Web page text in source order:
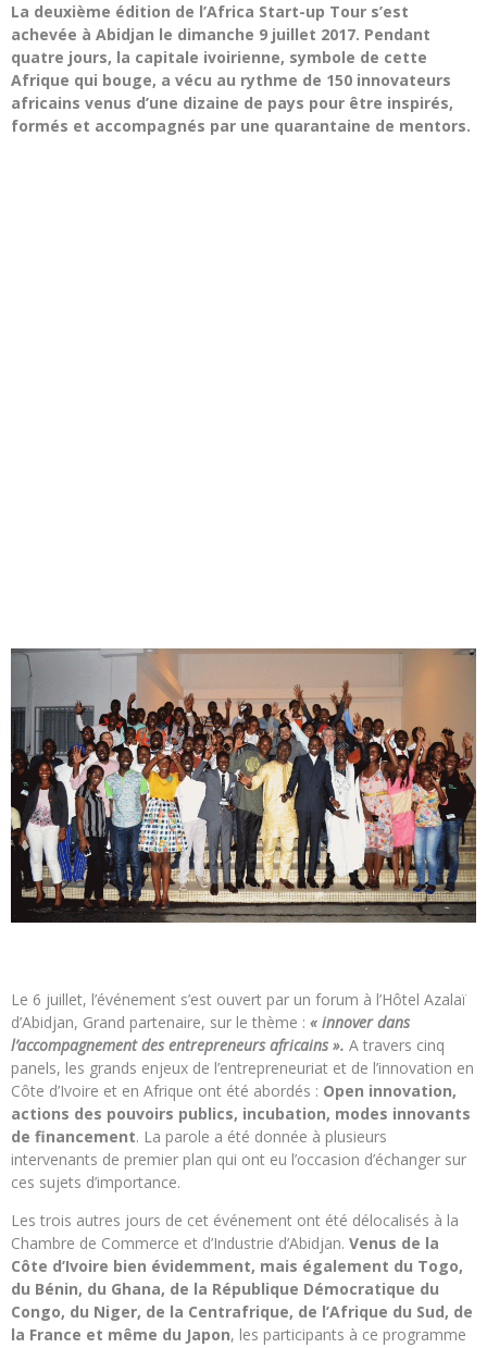
La deuxième édition de l’Africa Start-up Tour s’est
achevée à Abidjan le dimanche 9 juillet 2017. Pendant
quatre jours, la capitale ivoirienne, symbole de cette
Afrique qui bouge, a vécu au rythme de 150 innovateurs
africains venus d’une dizaine de pays pour être inspirés,
formés et accompagnés par une quarantaine de mentors.
Le 6 juillet, l’événement s’est ouvert par un forum à l’Hôtel Azalaï
d’Abidjan, Grand partenaire, sur le thème : « innover dans
l’accompagnement des entrepreneurs africains ». A travers cinq
panels, les grands enjeux de l’entrepreneuriat et de l’innovation en
Côte d’Ivoire et en Afrique ont été abordés : Open innovation,
actions des pouvoirs publics, incubation, modes innovants
de financement. La parole a été donnée à plusieurs
intervenants de premier plan qui ont eu l’occasion d’échanger sur
ces sujets d’importance.
Les trois autres jours de cet événement ont été délocalisés à la
Chambre de Commerce et d’Industrie d’Abidjan. Venus de la
Côte d’Ivoire bien évidemment, mais également du Togo,
du Bénin, du Ghana, de la République Démocratique du
Congo, du Niger, de la Centrafrique, de l’Afrique du Sud, de
la France et même du Japon, les participants à ce programme